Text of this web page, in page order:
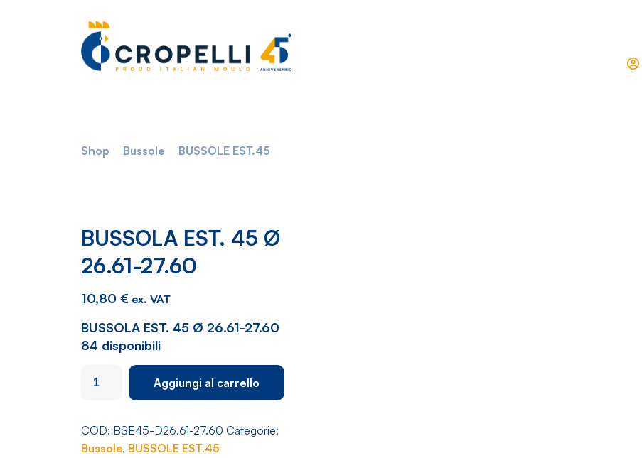
Shop Bussole BUSSOLE EST.45
BUSSOLA EST. 45 Ø
26.61-27.60
10,80 € ex. VAT
BUSSOLA EST. 45 Ø 26.61-27.60
84 disponibili
BUSSOLA
EST.
Ø
26.61-
Aggiungi al carrello
COD: BSE45-D26.61-27.60 Categorie:
Bussole, BUSSOLE EST.45